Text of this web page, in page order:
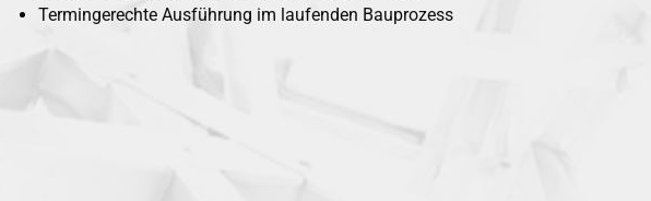
Termingerechte Ausführung im laufenden Bauprozess